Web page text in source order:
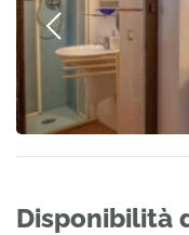
Disponibilità